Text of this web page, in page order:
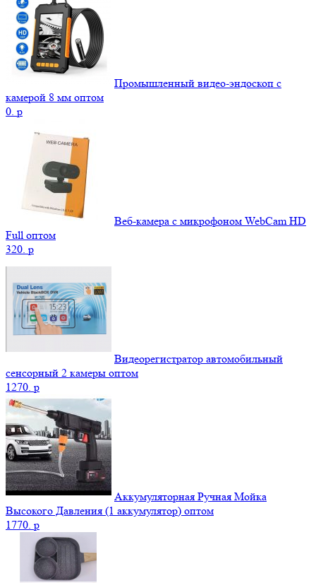
Промышленный видео-эндоскоп с
камерой 8 мм оптом
0. p
Веб-камера с микрофоном WebCam HD
Full оптом
320. p
Видеорегистратор автомобильный
сенсорный 2 камеры оптом
1270. p
Аккумуляторная Ручная Мойка
Высокого Давления (1 аккумулятор) оптом
1770. p